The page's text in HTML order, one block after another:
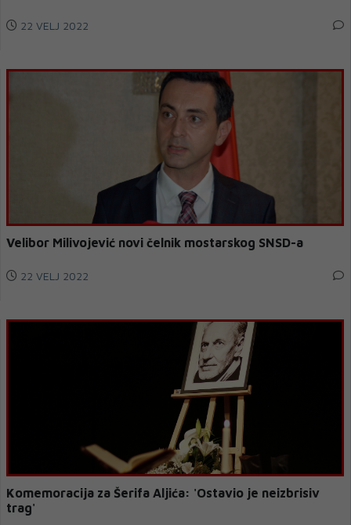
22 VELJ 2022
Velibor Milivojević novi čelnik mostarskog SNSD-a
22 VELJ 2022
Komemoracija za Šerifa Aljića: 'Ostavio je neizbrisiv
trag'